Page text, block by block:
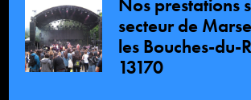
Nos prestations
secteur de
les Bouches-du-
13170